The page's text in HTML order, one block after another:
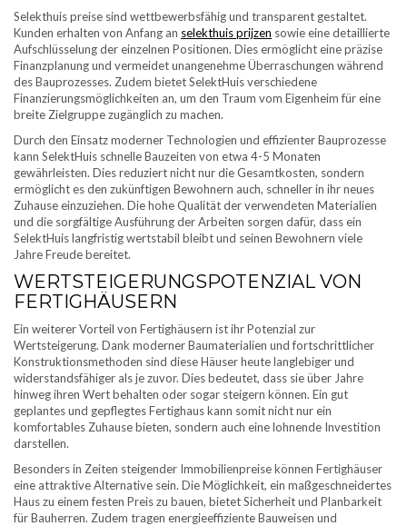
Selekthuis preise sind wettbewerbsfähig und transparent gestaltet.
Kunden erhalten von Anfang an selekthuis prijzen sowie eine detaillierte
Aufschlüsselung der einzelnen Positionen. Dies ermöglicht eine präzise
Finanzplanung und vermeidet unangenehme Überraschungen während
des Bauprozesses. Zudem bietet SelektHuis verschiedene
Finanzierungsmöglichkeiten an, um den Traum vom Eigenheim für eine
breite Zielgruppe zugänglich zu machen.
Durch den Einsatz moderner Technologien und effizienter Bauprozesse
kann SelektHuis schnelle Bauzeiten von etwa 4-5 Monaten
gewährleisten. Dies reduziert nicht nur die Gesamtkosten, sondern
ermöglicht es den zukünftigen Bewohnern auch, schneller in ihr neues
Zuhause einzuziehen. Die hohe Qualität der verwendeten Materialien
und die sorgfältige Ausführung der Arbeiten sorgen dafür, dass ein
SelektHuis langfristig wertstabil bleibt und seinen Bewohnern viele
Jahre Freude bereitet.
WERTSTEIGERUNGSPOTENZIAL VON
FERTIGHÄUSERN
Ein weiterer Vorteil von Fertighäusern ist ihr Potenzial zur
Wertsteigerung. Dank moderner Baumaterialien und fortschrittlicher
Konstruktionsmethoden sind diese Häuser heute langlebiger und
widerstandsfähiger als je zuvor. Dies bedeutet, dass sie über Jahre
hinweg ihren Wert behalten oder sogar steigern können. Ein gut
geplantes und gepflegtes Fertighaus kann somit nicht nur ein
komfortables Zuhause bieten, sondern auch eine lohnende Investition
darstellen.
Besonders in Zeiten steigender Immobilienpreise können Fertighäuser
eine attraktive Alternative sein. Die Möglichkeit, ein maßgeschneidertes
Haus zu einem festen Preis zu bauen, bietet Sicherheit und Planbarkeit
für Bauherren. Zudem tragen energieeffiziente Bauweisen und